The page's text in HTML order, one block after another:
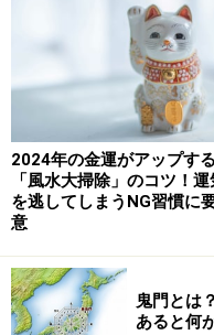
のエネルギーを吸収
す。特に上に向かって
が高まるので、自分
非こういった植物を選
また、生花ならぜひ「
つ、ガーベラやチュー
ね。生き生きと咲く、
の力も強めてくれます。
2024年の金運がアップする
「風水大掃除」のコツ！運
を逃してしまうNG習慣に
意
鬼門とは
あると何